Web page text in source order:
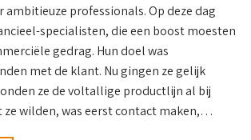
professionals. Op deze dag
specialisten, die een boost moesten
gedrag. Hun doel was
met de klant. Nu gingen ze gelijk
ze de voltallige productlijn al bij
ze wilden, was eerst contact maken,…